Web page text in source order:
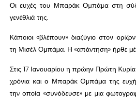
Οι ευχές του Μπαράκ Ομπάμα στη
γενέθλιά της.
Κάποιοι «βλέπουν» διαζύγιο στον
τη Μισέλ Ομπάμα. Η «απάντηση» ήρθε
Στις 17 Ιανουαρίου η πρώην Πρώτη
χρόνια και ο Μπαράκ Ομπάμα της
την οποία «συνόδευσε» με μια